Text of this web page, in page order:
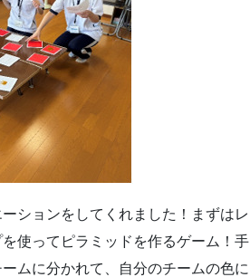
ションをしてくれました！まずはレ
使ってピラミッドを作るゲーム！手
ムに分かれて、自分のチームの色に